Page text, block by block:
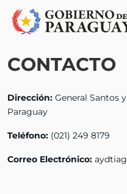
CONTACTO
Dirección: General Santos
Paraguay
Teléfono: (021) 249 8179
Correo Electrónico: